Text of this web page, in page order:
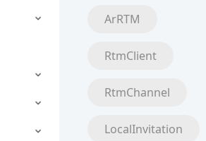
ArRTM
RtmClient
RtmChannel
LocalInvitation